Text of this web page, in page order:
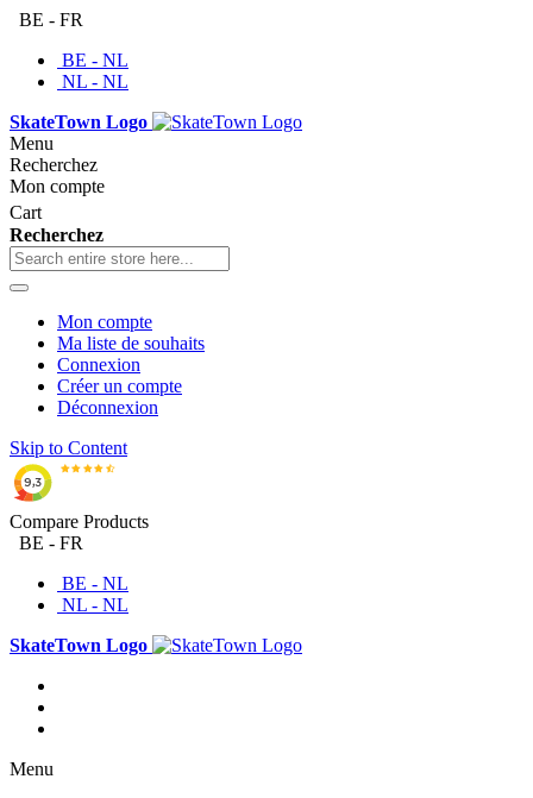
BE - FR
BE - NL
NL - NL
SkateTown Logo
Menu
Recherchez
Mon compte
Cart
Recherchez
Mon compte
Ma liste de souhaits
Connexion
Créer un compte
Déconnexion
Skip to Content
Compare Products
BE - FR
BE - NL
NL - NL
SkateTown Logo
Menu